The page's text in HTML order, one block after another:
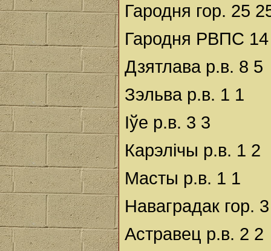
Гародня гор. 25
Гародня РВПС
Дзятлава р.в. 8 5
Зэльва р.в. 1 1
Іўе р.в. 3 3
Карэлічы р.в. 1 2
Масты р.в. 1 1
Наваградак гор.
Астравец р.в. 2 2